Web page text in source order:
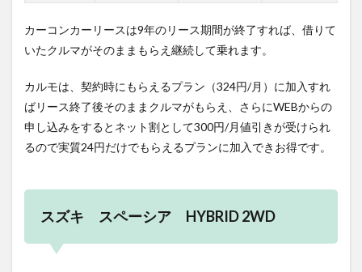
カーコンカーリースは9年のリース期間が終了すれば、借りて
いたクルマがそのままもらえ継続して乗れます。
カルモは、契約時にもらえるプラン（324円/月）に加入すれ
ばリース終了後そのままクルマがもらえ、さらにWEBからの
申し込みをするとネット割として300円/月値引きが受けられ
るので実質24円だけでもらえるプランに加入できお得です。
スズキ スペーシア HYBRID 2WD